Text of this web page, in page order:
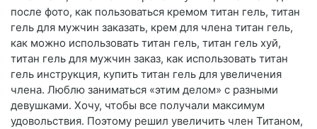
после фото, как пользоваться кремом титан гель, титан
гель для мужчин заказать, крем для члена титан гель,
как можно использовать титан гель, титан гель хуй,
титан гель для мужчин заказ, как использовать титан
гель инструкция, купить титан гель для увеличения
члена. Люблю заниматься «этим делом» с разными
девушками. Хочу, чтобы все получали максимум
удовольствия. Поэтому решил увеличить член Титаном,